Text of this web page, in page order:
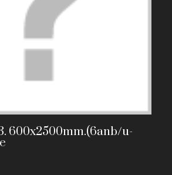
600x2500mm.(6anb/u-